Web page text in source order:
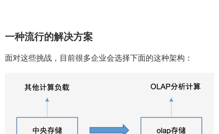
一种流行的解决方案
面对这些挑战，目前很多企业会选择下面的这种架构：